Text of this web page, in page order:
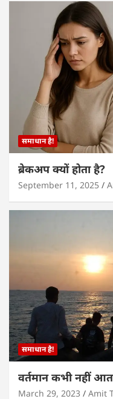
समाधान है!
ब्रेकअप क्यों होता है?
September 11, 2025
समाधान है!
वर्तमान कभी नहीं
March 29, 2023 Amit